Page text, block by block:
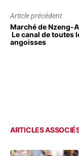
Article précédent
Marché de Nzeng-
Le canal de toutes
angoisses
ARTICLES